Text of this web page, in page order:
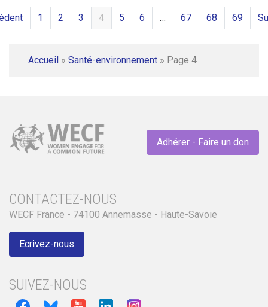
1 2 3 4 5 6 … 67 68 69
Accueil » Santé-environnement » Page 4
Adhérer - Faire un don
CONTACTEZ-NOUS
WECF France - 74100 Annemasse - Haute-Savoie
Ecrivez-nous
SUIVEZ-NOUS